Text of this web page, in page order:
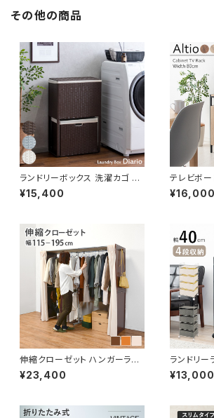
その他の商品
ランドリーボックス 洗濯カゴ 幅
50 奥行25 高さ80 完成品 新
生活 一人暮らし ランドリー収納
¥15,400
テレビボ
レビラック
70
¥16,000
伸縮クローゼット ハンガーラッ
ク コートハンガー ワードローブ
フリーラック クローゼット 高さ1
¥23,400
ランドリー
ケット ラン
ゴ キャス
¥13,000